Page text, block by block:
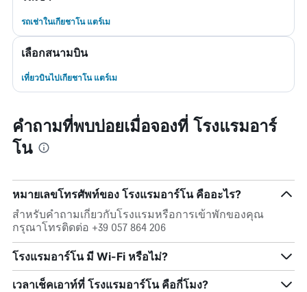
รถเช่าในเกียชาโน แตร์เม
เลือกสนามบิน
เที่ยวบินไปเกียชาโน แตร์เม
คำถามที่พบบ่อยเมื่อจองที่ โรงแรมอาร์
โน
หมายเลขโทรศัพท์ของ โรงแรมอาร์โน คืออะไร?
สำหรับคำถามเกี่ยวกับโรงแรมหรือการเข้าพักของคุณ
กรุณาโทรติดต่อ +39 057 864 206
โรงแรมอาร์โน มี Wi-Fi หรือไม่?
เวลาเช็คเอาท์ที่ โรงแรมอาร์โน คือกี่โมง?